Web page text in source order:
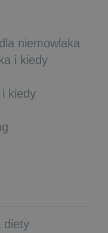
niemowlaka
i kiedy
kiedy
diety